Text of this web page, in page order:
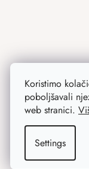
Koristimo
poboljšavali
web stranici.
Settings